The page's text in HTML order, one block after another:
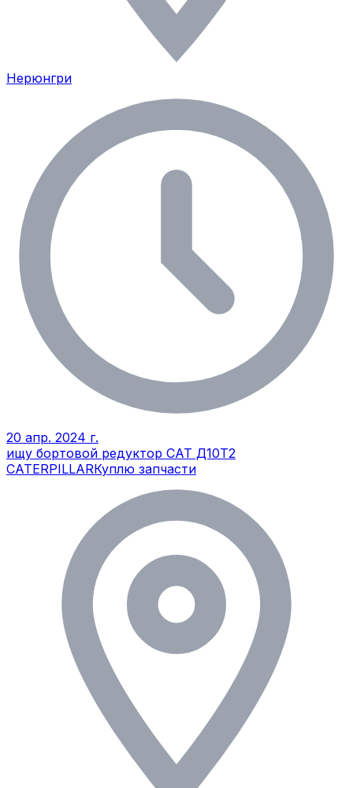
Нерюнгри
20 апр. 2024 г.
ищу бортовой редуктор САТ Д10Т2
CATERPILLARКуплю запчасти